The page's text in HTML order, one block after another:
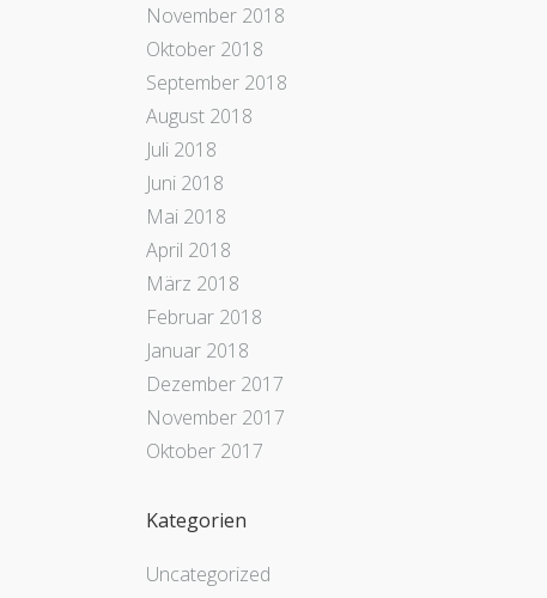
November 2018
Oktober 2018
September 2018
August 2018
Juli 2018
Juni 2018
Mai 2018
April 2018
März 2018
Februar 2018
Januar 2018
Dezember 2017
November 2017
Oktober 2017
Kategorien
Uncategorized